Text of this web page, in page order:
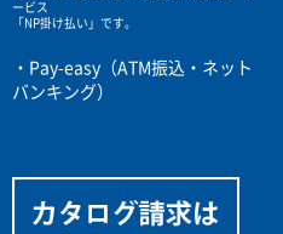
ービス
「NP掛け払い」です。
・Pay-easy（ATM振込・ネット
バンキング）